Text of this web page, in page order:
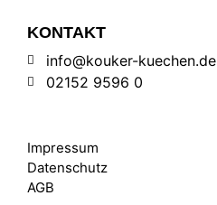
KONTAKT
info@kouker-kuechen.de
02152 9596 0
Impressum
Datenschutz
AGB